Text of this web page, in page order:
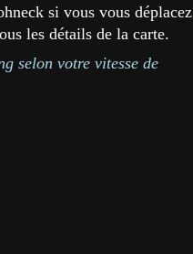
si vous vous déplacez
les détails de la carte.
selon votre vitesse de